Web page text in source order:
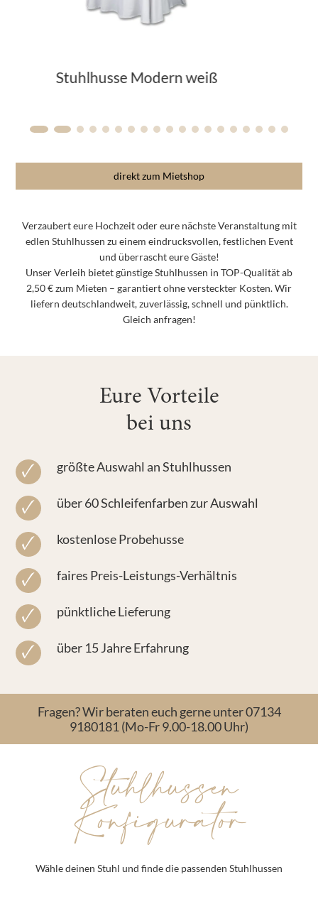
Stuhlhusse Elegant weiß
direkt zum Mietshop
Verzaubert eure Hochzeit oder eure nächste Veranstaltung mit
edlen Stuhlhussen zu einem eindrucksvollen, festlichen Event
und überrascht eure Gäste!
Unser Verleih bietet günstige Stuhlhussen in TOP-Qualität ab
2,50 € zum Mieten – garantiertohne versteckter Kosten. Wir
liefern deutschlandweit, zuverlässig, schnell und pünktlich.
Gleich anfragen!
Eure Vorteile
bei uns
größte Auswahl an Stuhlhussen
über 60 Schleifenfarben zur Auswahl
kostenlose Probehusse
faires Preis-Leistungs-Verhältnis
pünktliche Lieferung
über 15 Jahre Erfahrung
Fragen? Wir beraten euch gerne unter 07134
9180181 (Mo-Fr 9.00-18.00 Uhr)
Stuhlhussen
Konfigurator
Wähle deinen Stuhl und finde die passenden Stuhlhussen